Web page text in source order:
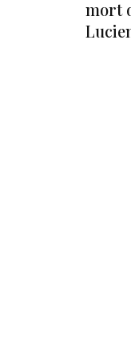
mort